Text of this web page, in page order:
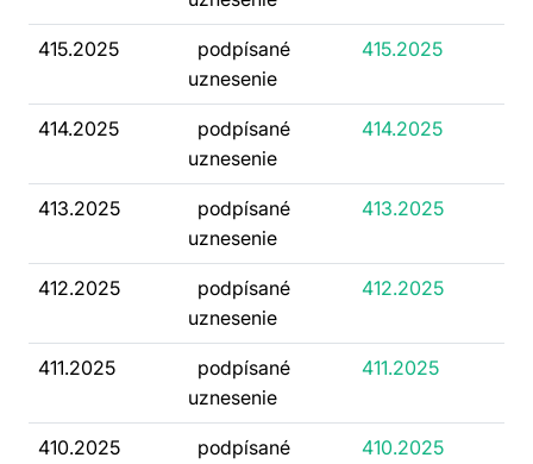
415.2025
podpísané
uznesenie
415.2025
414.2025
podpísané
uznesenie
414.2025
413.2025
podpísané
uznesenie
413.2025
412.2025
podpísané
uznesenie
412.2025
411.2025
podpísané
uznesenie
411.2025
410.2025
podpísané
410.2025